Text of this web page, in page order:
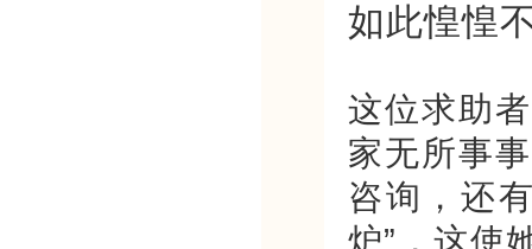
如此惶惶
这位求助
家无所事
咨询，还
炉”，这使